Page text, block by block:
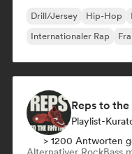
Drill/Jersey Hip-Hop
Internationaler Rap
Reps to
Playlist-
> 1200 Antworten